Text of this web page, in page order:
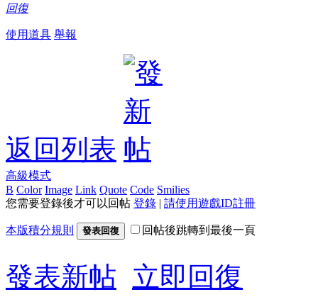
回復
使用道具 舉報
返回列表
高級模式
B Color Image Link Quote Code Smilies
您需要登錄後才可以回帖 登錄 | 請使用遊戲ID註冊
本版積分規則 發表回復 回帖後跳轉到最後一頁
發表新帖 立即回復